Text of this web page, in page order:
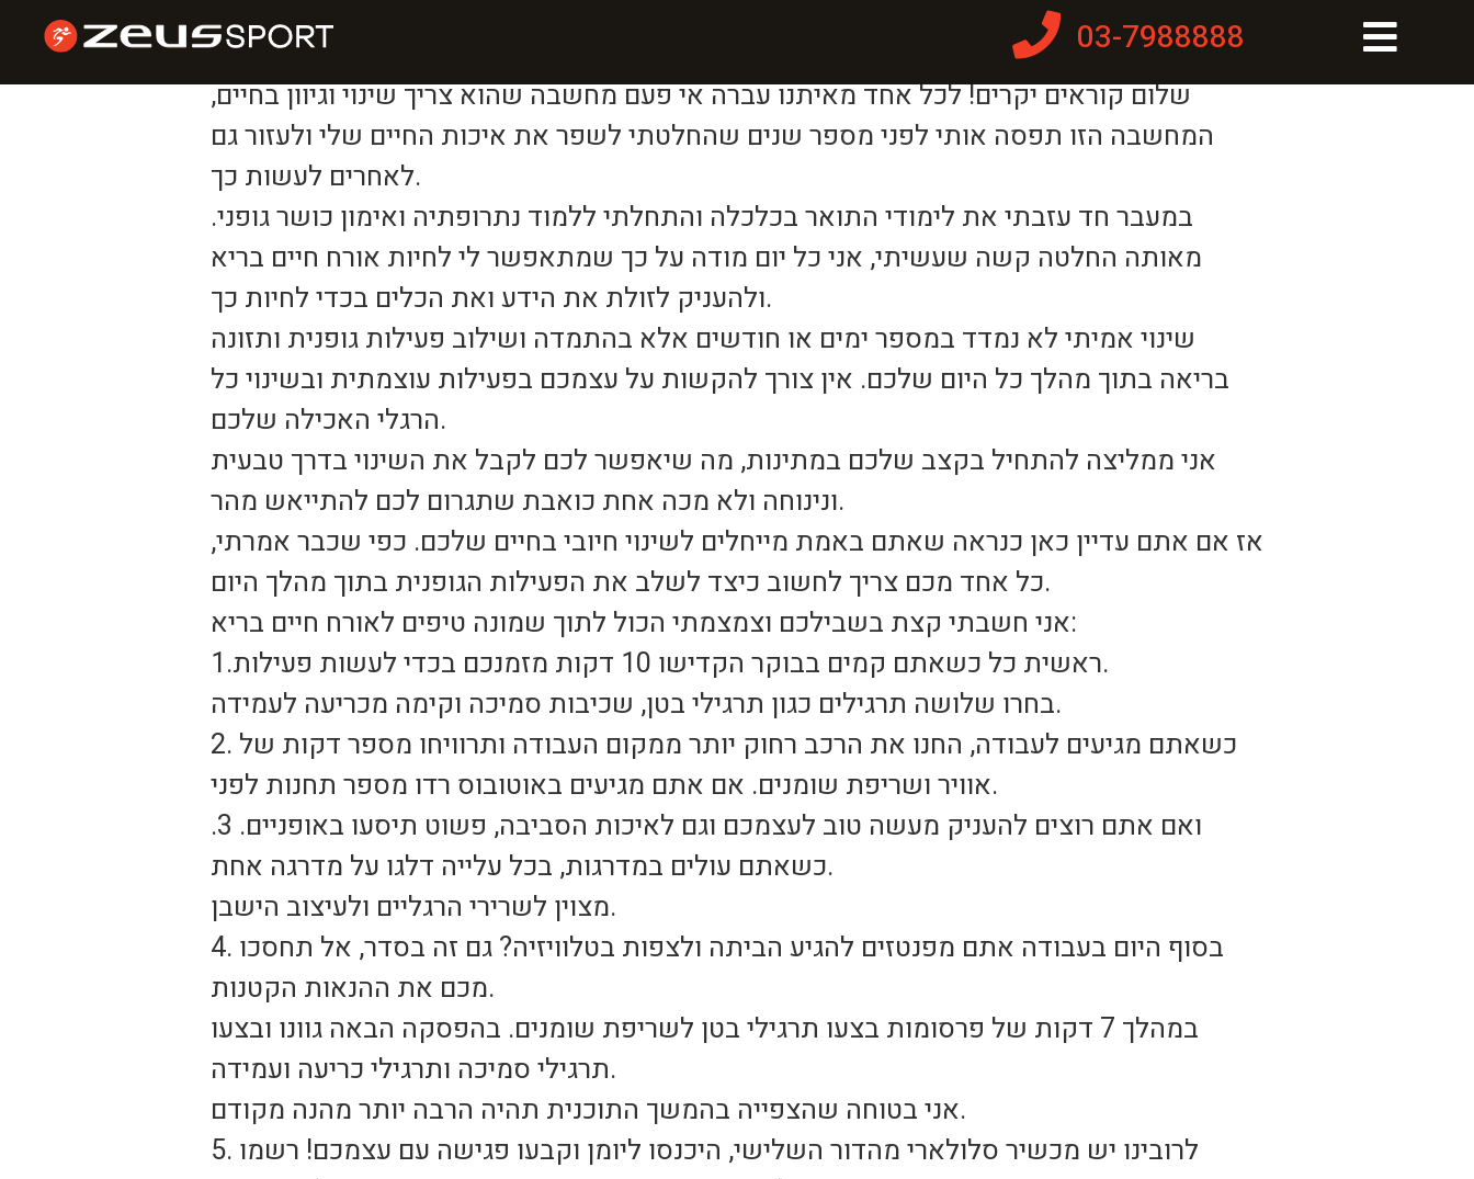
03-7988888 אורח חיים בריא
שלום קוראים יקרים! לכל אחד מאיתנו עברה אי פעם מחשבה שהוא צריך שינוי וגיוון בחיים,
המחשבה הזו תפסה אותי לפני מספר שנים שהחלטתי לשפר את איכות החיים שלי ולעזור גם
לאחרים לעשות כך.
במעבר חד עזבתי את לימודי התואר בכלכלה והתחלתי ללמוד נתרופתיה ואימון כושר גופני.
מאותה החלטה קשה שעשיתי, אני כל יום מודה על כך שמתאפשר לי לחיות אורח חיים בריא
ולהעניק לזולת את הידע ואת הכלים בכדי לחיות כך.
שינוי אמיתי לא נמדד במספר ימים או חודשים אלא בהתמדה ושילוב פעילות גופנית ותזונה
בריאה בתוך מהלך כל היום שלכם. אין צורך להקשות על עצמכם בפעילות עוצמתית ובשינוי כל
הרגלי האכילה שלכם.
אני ממליצה להתחיל בקצב שלכם במתינות, מה שיאפשר לכם לקבל את השינוי בדרך טבעית
ונינוחה ולא מכה אחת כואבת שתגרום לכם להתייאש מהר.
אז אם אתם עדיין כאן כנראה שאתם באמת מייחלים לשינוי חיובי בחיים שלכם. כפי שכבר אמרתי,
כל אחד מכם צריך לחשוב כיצד לשלב את הפעילות הגופנית בתוך מהלך היום.
אני חשבתי קצת בשבילכם וצמצמתי הכול לתוך שמונה טיפים לאורח חיים בריא:
1.ראשית כל כשאתם קמים בבוקר הקדישו 10 דקות מזמנכם בכדי לעשות פעילות.
בחרו שלושה תרגילים כגון תרגילי בטן, שכיבות סמיכה וקימה מכריעה לעמידה.
2. כשאתם מגיעים לעבודה, החנו את הרכב רחוק יותר ממקום העבודה ותרוויחו מספר דקות של
אוויר ושריפת שומנים. אם אתם מגיעים באוטובוס רדו מספר תחנות לפני.
ואם אתם רוצים להעניק מעשה טוב לעצמכם וגם לאיכות הסביבה, פשוט תיסעו באופניים. 3.
כשאתם עולים במדרגות, בכל עלייה דלגו על מדרגה אחת.
מצוין לשרירי הרגליים ולעיצוב הישבן.
4. בסוף היום בעבודה אתם מפנטזים להגיע הביתה ולצפות בטלוויזיה? גם זה בסדר, אל תחסכו
מכם את ההנאות הקטנות.
במהלך 7 דקות של פרסומות בצעו תרגילי בטן לשריפת שומנים. בהפסקה הבאה גוונו ובצעו
תרגילי סמיכה ותרגילי כריעה ועמידה.
אני בטוחה שהצפייה בהמשך התוכנית תהיה הרבה יותר מהנה מקודם.
5. לרובינו יש מכשיר סלולארי מהדור השלישי, היכנסו ליומן וקבעו פגישה עם עצמכם! רשמו